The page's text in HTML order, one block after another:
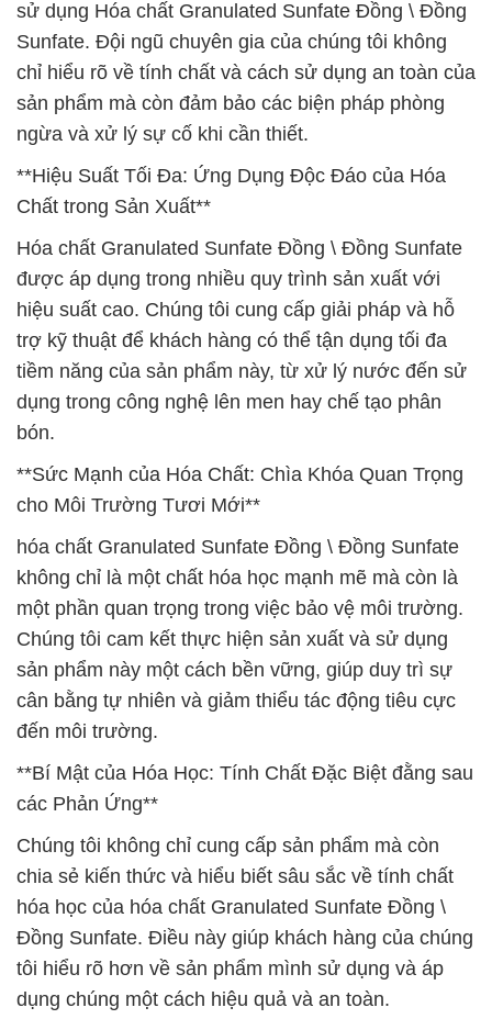
sử dụng Hóa chất Granulated Sunfate Đồng \ Đồng
Sunfate. Đội ngũ chuyên gia của chúng tôi không
chỉ hiểu rõ về tính chất và cách sử dụng an toàn của
sản phẩm mà còn đảm bảo các biện pháp phòng
ngừa và xử lý sự cố khi cần thiết.
**Hiệu Suất Tối Đa: Ứng Dụng Độc Đáo của Hóa
Chất trong Sản Xuất**
Hóa chất Granulated Sunfate Đồng \ Đồng Sunfate
được áp dụng trong nhiều quy trình sản xuất với
hiệu suất cao. Chúng tôi cung cấp giải pháp và hỗ
trợ kỹ thuật để khách hàng có thể tận dụng tối đa
tiềm năng của sản phẩm này, từ xử lý nước đến sử
dụng trong công nghệ lên men hay chế tạo phân
bón.
**Sức Mạnh của Hóa Chất: Chìa Khóa Quan Trọng
cho Môi Trường Tươi Mới**
hóa chất Granulated Sunfate Đồng \ Đồng Sunfate
không chỉ là một chất hóa học mạnh mẽ mà còn là
một phần quan trọng trong việc bảo vệ môi trường.
Chúng tôi cam kết thực hiện sản xuất và sử dụng
sản phẩm này một cách bền vững, giúp duy trì sự
cân bằng tự nhiên và giảm thiểu tác động tiêu cực
đến môi trường.
**Bí Mật của Hóa Học: Tính Chất Đặc Biệt đằng sau
các Phản Ứng**
Chúng tôi không chỉ cung cấp sản phẩm mà còn
chia sẻ kiến thức và hiểu biết sâu sắc về tính chất
hóa học của hóa chất Granulated Sunfate Đồng \
Đồng Sunfate. Điều này giúp khách hàng của chúng
tôi hiểu rõ hơn về sản phẩm mình sử dụng và áp
dụng chúng một cách hiệu quả và an toàn.